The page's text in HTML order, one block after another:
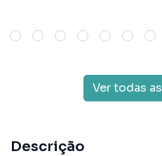
Ver todas
Descrição